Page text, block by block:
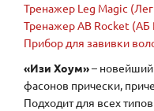
Тренажер Leg Magic
Тренажер AB Rocket (АБ
Прибор для завивки
«Изи Хоум»–
фасонов прически,
Подходит для всех